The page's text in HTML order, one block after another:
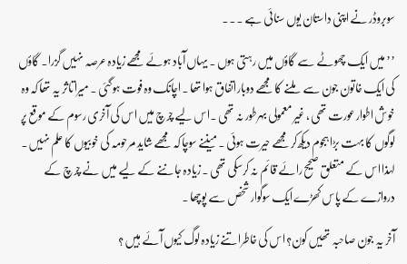
سوبروڈر نے اپنی داستان یوں سنائی ہے ۔۔۔
’’ میں ایک چھوٹے سے گاؤں میں رہتی ہوں ۔ یہاں آباد ہوئے مجھے زیادہ عرصہ نہیں گزرا۔ گاؤں
کی ایک خاتون جون سے ملنے کا مجھے دوبار اتفاق ہوا تھا ۔ اچانک وہ فوت ہوگئی ۔ میرا تاثر یہ تھا کہ وہ
خوش اطوار عورت تھی ، غیر معمولی بہرطور نہ تھی ۔اس لیے چرچ میں اس کی آخری رسوم کے موقع پر
لوگوں کا بہت بڑا ہجوم دیکھ کر مجھے حیرت ہوئی ۔ میںنے سوچا کہ مجھے شاید مرحومہ کی خوبیوں کا علم نہیں۔
لہذا اس کے متعلق صحیح رائے قائم نہ کرسکی تھی ۔ زیادہ جاننے کے لیے میں نے چرچ کے
دروازے کے پاس کھڑے ایک سوگوار شخص سے پوچھا ۔
آخر یہ جون صاحبہ تھیں کون؟ اس کی خاطر اتنے زیادہ لوگ کیوں آئے ہیں ؟